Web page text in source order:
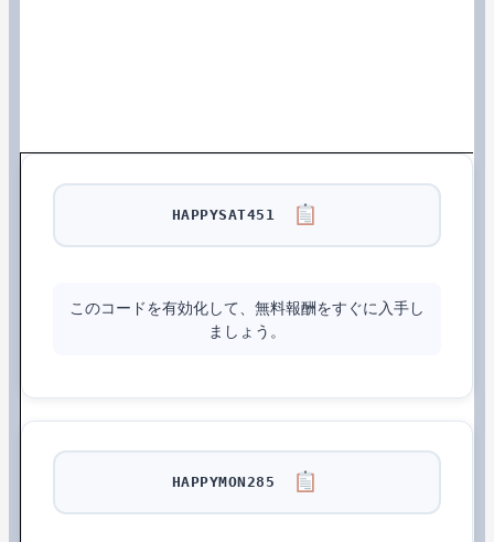
HAPPYSAT451
このコードを有効化して、無料報酬をすぐに入手し
ましょう。
HAPPYMON285